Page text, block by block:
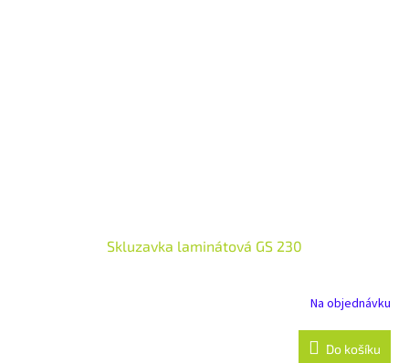
Skluzavka laminátová GS 230
Na objednávku
Do košíku